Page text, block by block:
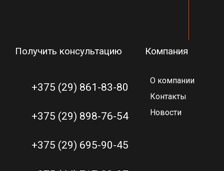
Получить консультацию
+375 (29) 861-83-80
+375 (29) 898-76-54
+375 (29) 695-90-45
Компания
О компании
Контакты
Новости